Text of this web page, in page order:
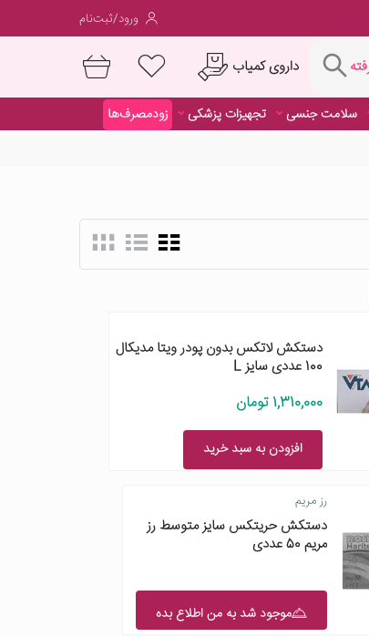
داروی کمیاب
ورود/ثبت‌نام
داروی کمیاب
سلامت جنسی تجهیزات پزشکی
زودمصرف‌ها
دستکش لاتکس بدون پودر ویتا مدیکال
100 عددی سایز L
1,310,000 تومان
افزودن به سبد خرید
رز مریم
دستکش حریتکس سایز متوسط رز
مریم 50 عددی
موجود شد به من اطلاع بده